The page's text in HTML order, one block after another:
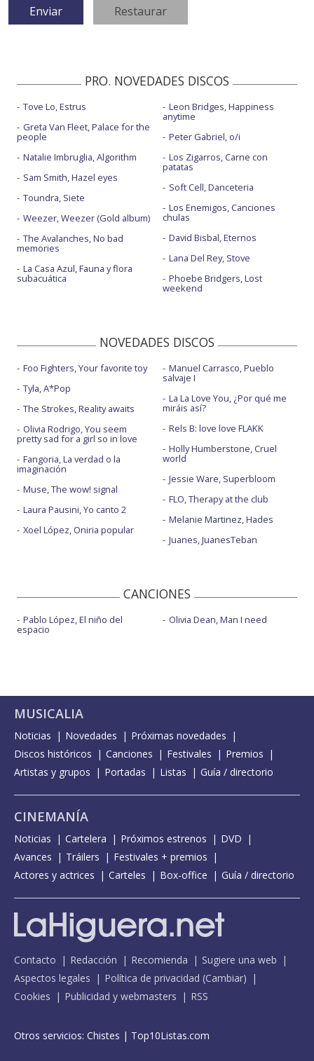
PRO. NOVEDADES DISCOS
Tove Lo, Estrus
Greta Van Fleet, Palace for the
people
Natalie Imbruglia, Algorithm
Sam Smith, Hazel eyes
Toundra, Siete
Weezer, Weezer (Gold album)
The Avalanches, No bad
memories
La Casa Azul, Fauna y flora
subacuática
Leon Bridges, Happiness
anytime
Peter Gabriel, o/i
Los Zigarros, Carne con
patatas
Soft Cell, Danceteria
Los Enemigos, Canciones
chulas
David Bisbal, Eternos
Lana Del Rey, Stove
Phoebe Bridgers, Lost
weekend
NOVEDADES DISCOS
Foo Fighters, Your favorite toy
Tyla, A*Pop
The Strokes, Reality awaits
Olivia Rodrigo, You seem
pretty sad for a girl so in love
Fangoria, La verdad o la
imaginación
Muse, The wow! signal
Laura Pausini, Yo canto 2
Xoel López, Oniria popular
Manuel Carrasco, Pueblo
salvaje I
La La Love You, ¿Por qué me
miráis así?
Rels B: love love FLAKK
Holly Humberstone, Cruel
world
Jessie Ware, Superbloom
FLO, Therapy at the club
Melanie Martinez, Hades
Juanes, JuanesTeban
CANCIONES
Pablo López, El niño del
espacio
Olivia Dean, Man I need
MUSICALIA
Noticias Novedades
Próximas novedades
Discos históricos
Canciones Festivales
Premios
Artistas y grupos
Portadas Listas Guía / directorio
CINEMANÍA
Noticias Cartelera Próximos estrenos
DVD
Avances
Tráilers
Festivales + premios
Actores y actrices
Carteles Box-office Guía / directorio
Contacto Redacción Recomienda
Sugiere una web
Aspectos legales
Política de privacidad (Cambiar)
Cookies
Publicidad y webmasters RSS
Otros servicios: Chistes | Top10Listas.com